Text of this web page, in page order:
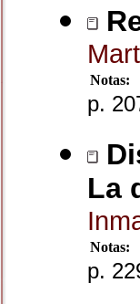
Notas:
p.
La
Notas:
p.